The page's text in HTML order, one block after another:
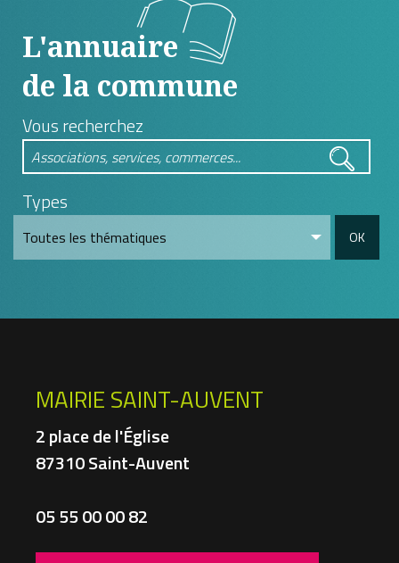
L'annuaire
de la commune
Vous recherchez
Types
OK
MAIRIE SAINT-AUVENT
2 place de l'Église
87310 Saint-Auvent
05 55 00 00 82